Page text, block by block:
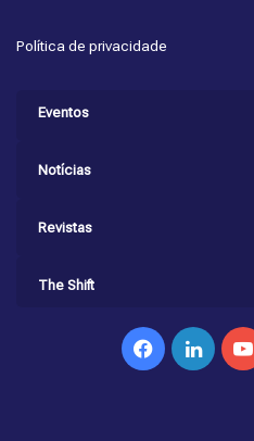
Política de privacidade
Eventos
Notícias
Revistas
The Shift
Facebook